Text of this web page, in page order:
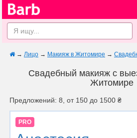
→ Лицо → Макияж в Житомире →
Свадебный макияж с
Житомире
Предложений: 8, от 150 до 1500 ₴
PRO